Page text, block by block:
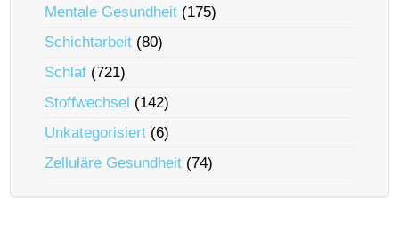
Mentale Gesundheit (175)
Schichtarbeit (80)
Schlaf (721)
Stoffwechsel (142)
Unkategorisiert (6)
Zelluläre Gesundheit (74)